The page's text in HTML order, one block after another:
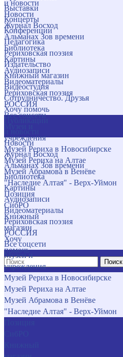
и новости
Новости
Журнал Восход
Альманах Зов времени
Библиотека
Картины
Аудиозаписи
Видеоматериалы
Рериховская поэзия
РОССИЯ
Все соцсети
учреждения
Музей Рериха в Новосибирске
Музей Рериха на Алтае
Музей Абрамова в Венёве
"Наследие Алтая" - Верх-Уймон
Позиция
СибРО
Книжный
магазин
Хочу
помочь
Поиск
Выставки
Концерты
Конференции
Педагогика
Рериховская поэзия
Издательство
Книжный магазин
Видеостудия
Сотрудничество. Друзья
Хочу помочь
Новости
Журнал Восход
Альманах Зов времени
Библиотека
Картины
Аудиозаписи
Видеоматериалы
Рериховская поэзия
РОССИЯ
Все соцсети
Музеи и
учреждения
Музей Рериха в Новосибирске
Музей Рериха на Алтае
Музей Абрамова в Венёве
"Наследие Алтая" - Верх-Уймон